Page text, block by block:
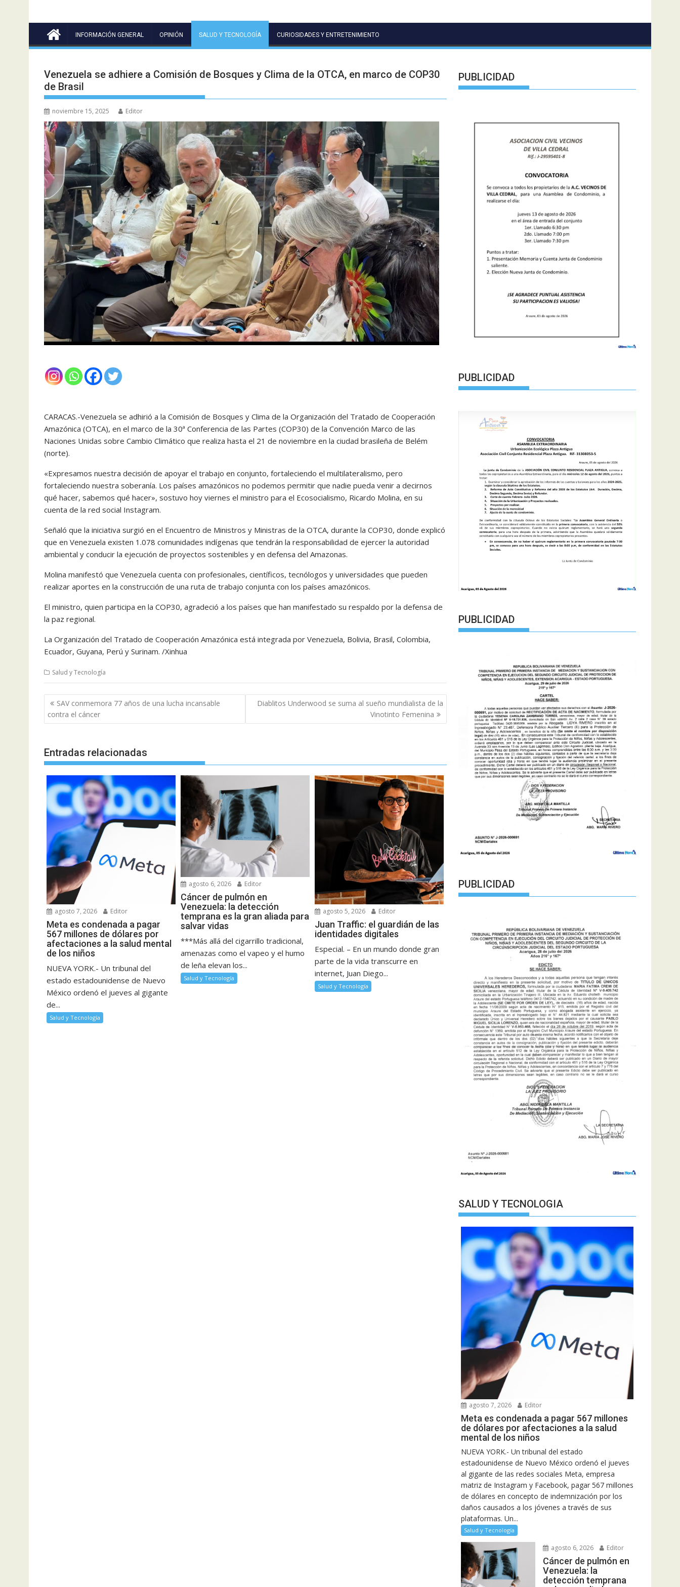
INFORMACIÓN GENERAL OPINIÓN SALUD Y TECNOLOGÍA CURIOSIDADES Y ENTRETENIMIENTO
Venezuela se adhiere a Comisión de Bosques y Clima de la OTCA, en marco de COP30
de Brasil
noviembre 15, 2025 Editor
CARACAS.-Venezuela se adhirió a la Comisión de Bosques y Clima de la Organización del Tratado de Cooperación
Amazónica (OTCA), en el marco de la 30ª Conferencia de las Partes (COP30) de la Convención Marco de las
Naciones Unidas sobre Cambio Climático que realiza hasta el 21 de noviembre en la ciudad brasileña de Belém
(norte).
«Expresamos nuestra decisión de apoyar el trabajo en conjunto, fortaleciendo el multilateralismo, pero
fortaleciendo nuestra soberanía. Los países amazónicos no podemos permitir que nadie pueda venir a decirnos
qué hacer, sabemos qué hacer», sostuvo hoy viernes el ministro para el Ecosocialismo, Ricardo Molina, en su
cuenta de la red social Instagram.
Señaló que la iniciativa surgió en el Encuentro de Ministros y Ministras de la OTCA, durante la COP30, donde explicó
que en Venezuela existen 1.078 comunidades indígenas que tendrán la responsabilidad de ejercer la autoridad
ambiental y conducir la ejecución de proyectos sostenibles y en defensa del Amazonas.
Molina manifestó que Venezuela cuenta con profesionales, científicos, tecnólogos y universidades que pueden
realizar aportes en la construcción de una ruta de trabajo conjunta con los países amazónicos.
El ministro, quien participa en la COP30, agradeció a los países que han manifestado su respaldo por la defensa de
la paz regional.
La Organización del Tratado de Cooperación Amazónica está integrada por Venezuela, Bolivia, Brasil, Colombia,
Ecuador, Guyana, Perú y Surinam. /Xinhua
Salud y Tecnología
Navegación
de
entradas
SAV conmemora 77 años de una lucha incansable
contra el cáncer
Diablitos Underwood se suma al sueño mundialista de la
Vinotinto Femenina
Entradas relacionadas
agosto 7, 2026 Editor
Meta es condenada a pagar
567 millones de dólares por
afectaciones a la salud mental
de los niños
NUEVA YORK.- Un tribunal del
estado estadounidense de Nuevo
México ordenó el jueves al gigante
de...
Salud y Tecnología
agosto 6, 2026 Editor
Cáncer de pulmón en
Venezuela: la detección
temprana es la gran aliada para
salvar vidas
***Más allá del cigarrillo tradicional,
amenazas como el vapeo y el humo
de leña elevan los...
Salud y Tecnología
agosto 5, 2026 Editor
Juan Traffic: el guardián de las
identidades digitales
Especial. – En un mundo donde gran
parte de la vida transcurre en
internet, Juan Diego...
Salud y Tecnología
PUBLICIDAD
PUBLICIDAD
PUBLICIDAD
PUBLICIDAD
SALUD Y TECNOLOGIA
agosto 7, 2026 Editor
Meta es condenada a pagar 567 millones
de dólares por afectaciones a la salud
mental de los niños
NUEVA YORK.- Un tribunal del estado
estadounidense de Nuevo México ordenó el jueves
al gigante de las redes sociales Meta, empresa
matriz de Instagram y Facebook, pagar 567 millones
de dólares en concepto de indemnización por los
daños causados a los jóvenes a través de sus
plataformas. Un...
Salud y Tecnología
agosto 6, 2026 Editor
Cáncer de pulmón en
Venezuela: la
detección temprana